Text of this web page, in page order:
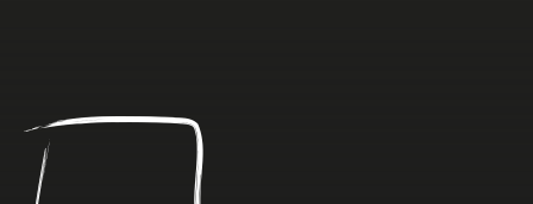
Anders
dan
Anders